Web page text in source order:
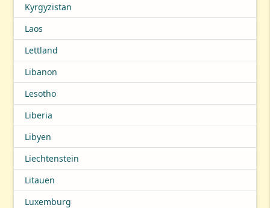
Kyrgyzistan
Laos
Lettland
Libanon
Lesotho
Liberia
Libyen
Liechtenstein
Litauen
Luxemburg